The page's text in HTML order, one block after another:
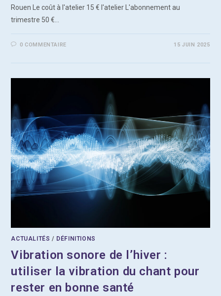
Rouen Le coût à l'atelier 15 € l'atelier L'abonnement au
trimestre 50 €…
0 COMMENTAIRE 15 JUIN 2025
ACTUALITÉS / DÉFINITIONS
Vibration sonore de l’hiver :
utiliser la vibration du chant pour
rester en bonne santé